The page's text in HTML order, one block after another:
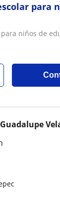
para
niños de